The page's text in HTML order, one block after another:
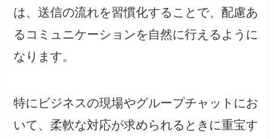
は、送信の流れを習慣化することで、配慮あ
るコミュニケーションを自然に行えるように
なります。
特にビジネスの現場やグループチャットにお
いて、柔軟な対応が求められるときに重宝す